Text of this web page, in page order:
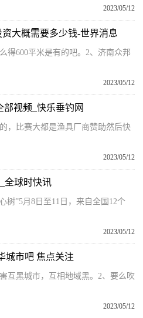
2023/05/12
大概需要多少钱-世界消息
得600平米是有的吧。2、济南众邦
2023/05/12
视频_快乐垂钓网
，比赛大都是渔具厂商赞助然后快
2023/05/12
全球时快讯
树”5月8日至11日，来自全国12个
2023/05/12
城市吧 焦点关注
互黑城市，互相地域黑。2、要么吹
2023/05/12